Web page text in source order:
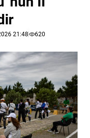
21:48 620